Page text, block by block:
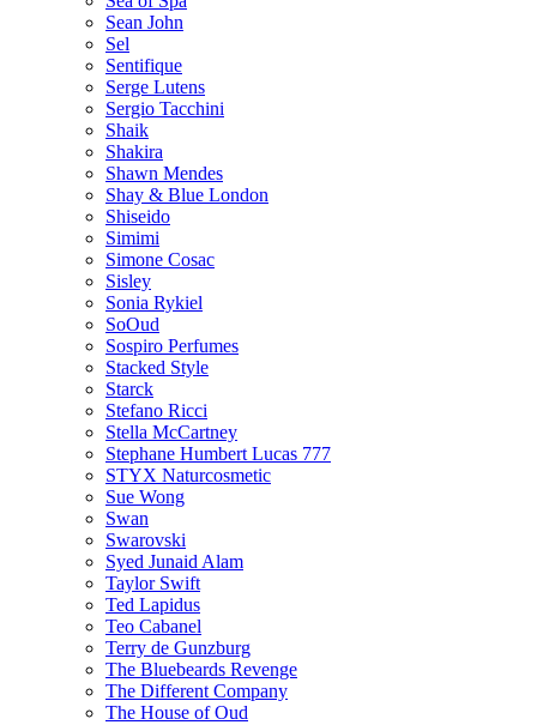
Sean John
Sel
Sentifique
Serge Lutens
Sergio Tacchini
Shaik
Shakira
Shawn Mendes
Shay & Blue London
Shiseido
Simimi
Simone Cosac
Sisley
Sonia Rykiel
SoOud
Sospiro Perfumes
Stacked Style
Starck
Stefano Ricci
Stella McCartney
Stephane Humbert Lucas 777
STYX Naturсosmetic
Sue Wong
Swan
Swarovski
Syed Junaid Alam
Taylor Swift
Ted Lapidus
Teo Cabanel
Terry de Gunzburg
The Bluebeards Revenge
The Different Company
The House of Oud